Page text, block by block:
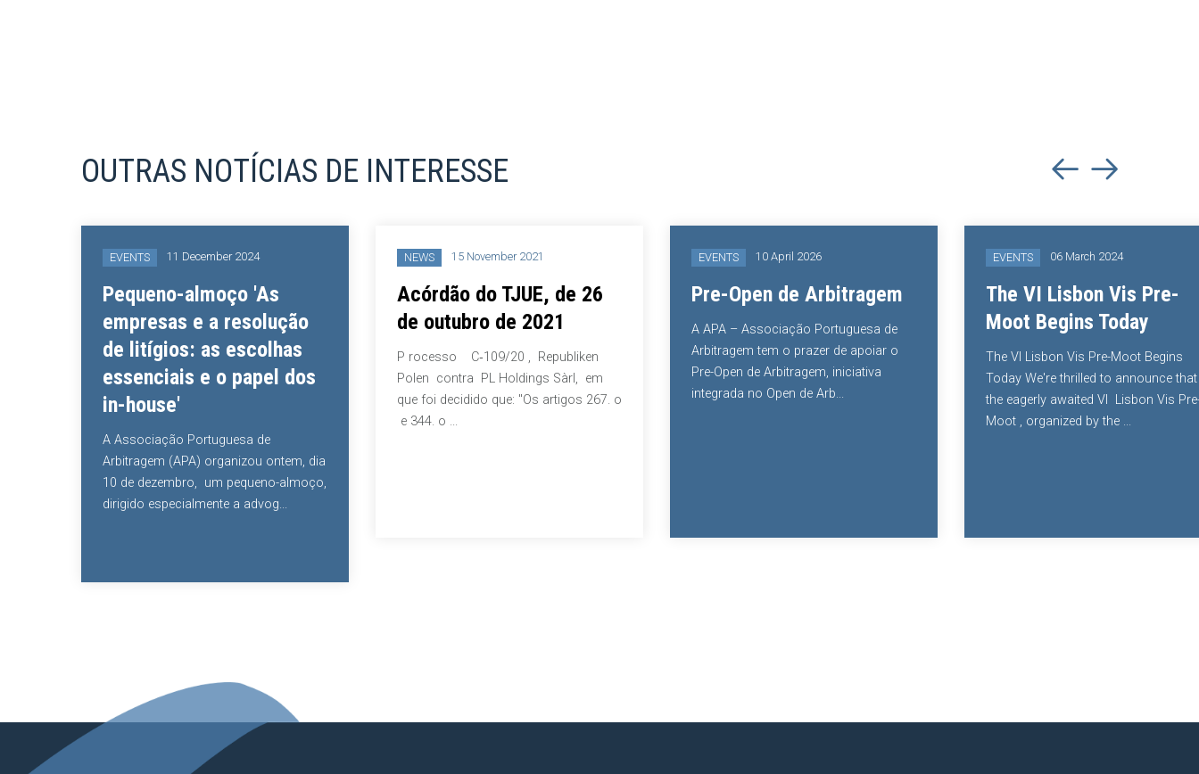
OUTRAS NOTÍCIAS DE INTERESSE
EVENTS 11 December 2024
Pequeno-almoço 'As
empresas e a resolução
de litígios: as escolhas
essenciais e o papel dos
in-house'
A Associação Portuguesa de
Arbitragem (APA) organizou ontem, dia
10 de dezembro, um pequeno-almoço,
dirigido especialmente a advog...
NEWS 15 November 2021
Acórdão do TJUE, de 26
de outubro de 2021
P rocesso C‑109/20 , Republiken
Polen contra PL Holdings Sàrl, em
que foi decidido que: "Os artigos 267. o
e 344. o ...
EVENTS 10 April 2026
Pre-Open de Arbitragem
A APA – Associação Portuguesa de
Arbitragem tem o prazer de apoiar o
Pre-Open de Arbitragem, iniciativa
integrada no Open de Arb...
EVENTS 06 March 2024
The VI Lisbon Vis Pre-
Moot Begins Today
The VI Lisbon Vis Pre-Moot Begins
Today We're thrilled to announce that
the eagerly awaited VI Lisbon Vis
Moot , organized by the ...